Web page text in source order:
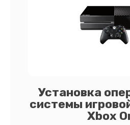
Установка
системы
Xbox